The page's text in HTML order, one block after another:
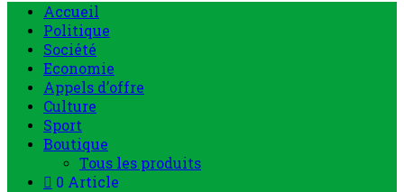
Accueil
Politique
Société
Economie
Appels d’offre
Culture
Sport
Boutique
Tous les produits
0 Article